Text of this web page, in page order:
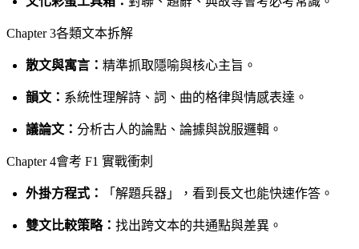
Chapter 3各類文本拆解
散文與寓言： 精準抓取隱喻與核心主旨。
韻文： 系統性理解詩、詞、曲的格律與情感表達。
議論文： 分析古人的論點、論據與說服邏輯。
Chapter 4會考 F1 實戰衝刺
外掛方程式： 「解題兵器」，看到長文也能快速作答。
雙文比較策略： 找出跨文本的共通點與差異。